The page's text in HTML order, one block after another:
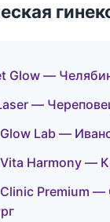
Glow —
—
Lab —
Harmony —
Premium —